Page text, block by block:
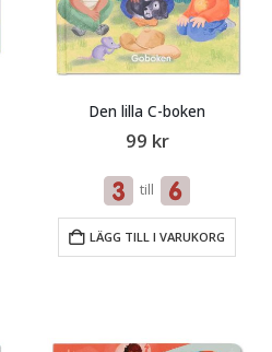
Den lilla C-boken
99 kr
till
LÄGG TILL I VARUKORG